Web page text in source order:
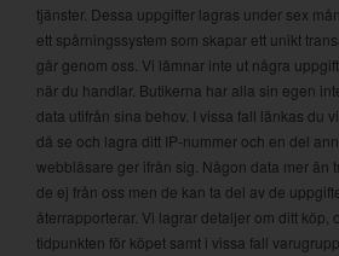
tjänster. Dessa uppgifter lagras under sex
ett spårningssystem som skapar ett unikt
går genom oss. Vi lämnar inte ut några
när du handlar. Butikerna har alla sin egen
data utifrån sina behov. I vissa fall länkas du
då se och lagra ditt IP-nummer och en del
webbläsare ger ifrån sig. Någon data mer än
de ej från oss men de kan ta del av de
återrapporterar. Vi lagrar detaljer om ditt köp,
tidpunkten för köpet samt i vissa fall